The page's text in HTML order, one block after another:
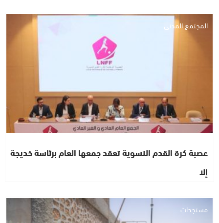
المجتمع المدني
عصبة كرة القدم النسوية تعقد جمعها العام برئاسة خديجة
إلا
مستجدات